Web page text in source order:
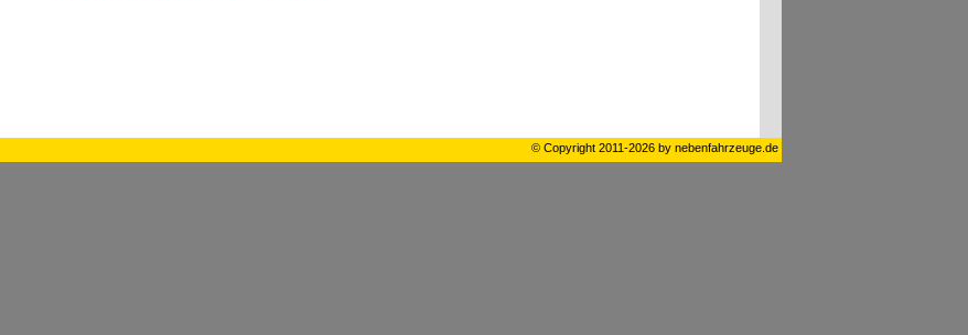
© Copyright 2011-2026 by nebenfahrzeuge.de